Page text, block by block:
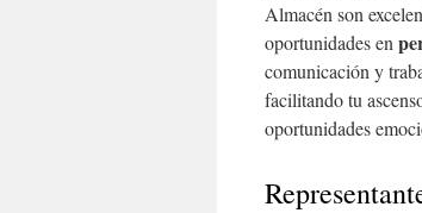
Almacén son
oportunidades en
comunicación y
facilitando tu
oportunidades